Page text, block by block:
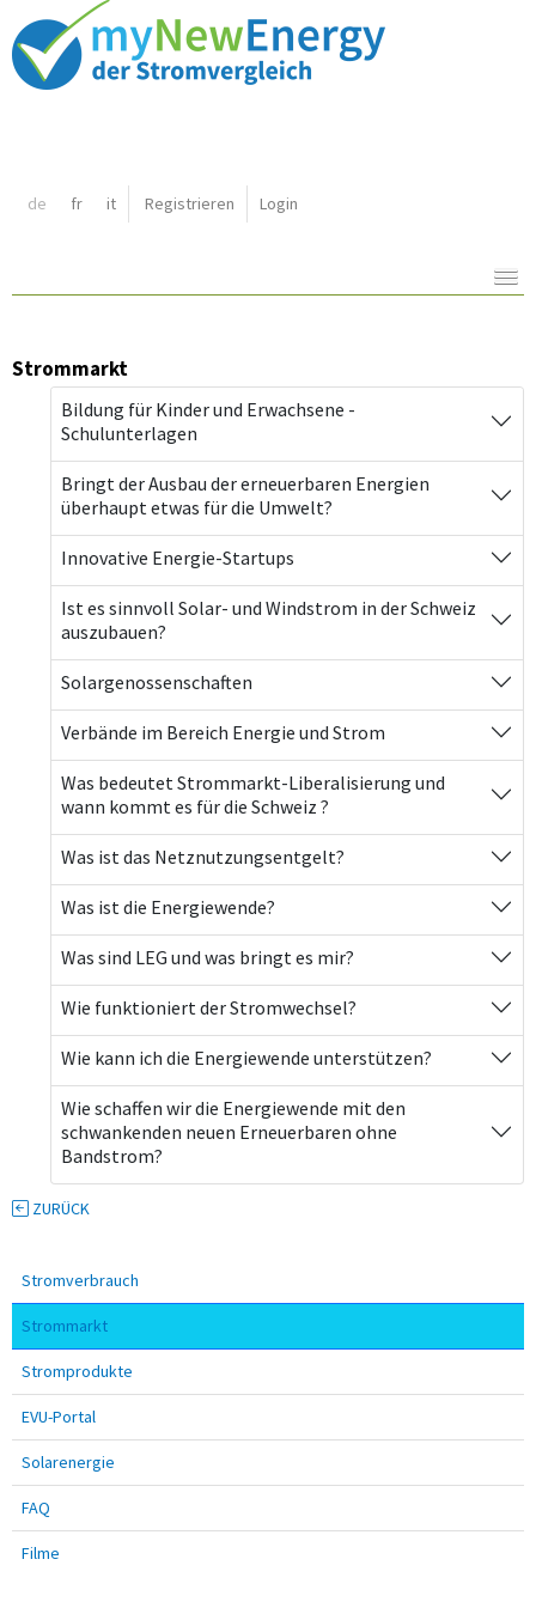
de fr it Registrieren Login
Inhalt:
Strommarkt
Bildung für Kinder und Erwachsene -
Schulunterlagen
Bringt der Ausbau der erneuerbaren Energien
überhaupt etwas für die Umwelt?
Innovative Energie-Startups
Ist es sinnvoll Solar- und Windstrom in der Schweiz
auszubauen?
Solargenossenschaften
Verbände im Bereich Energie und Strom
Was bedeutet Strommarkt-Liberalisierung und
wann kommt es für die Schweiz ?
Was ist das Netznutzungsentgelt?
Was ist die Energiewende?
Was sind LEG und was bringt es mir?
Wie funktioniert der Stromwechsel?
Wie kann ich die Energiewende unterstützen?
Wie schaffen wir die Energiewende mit den
schwankenden neuen Erneuerbaren ohne
Bandstrom?
ZURÜCK
Stromverbrauch
Strommarkt
Stromprodukte
EVU-Portal
Solarenergie
FAQ
Filme